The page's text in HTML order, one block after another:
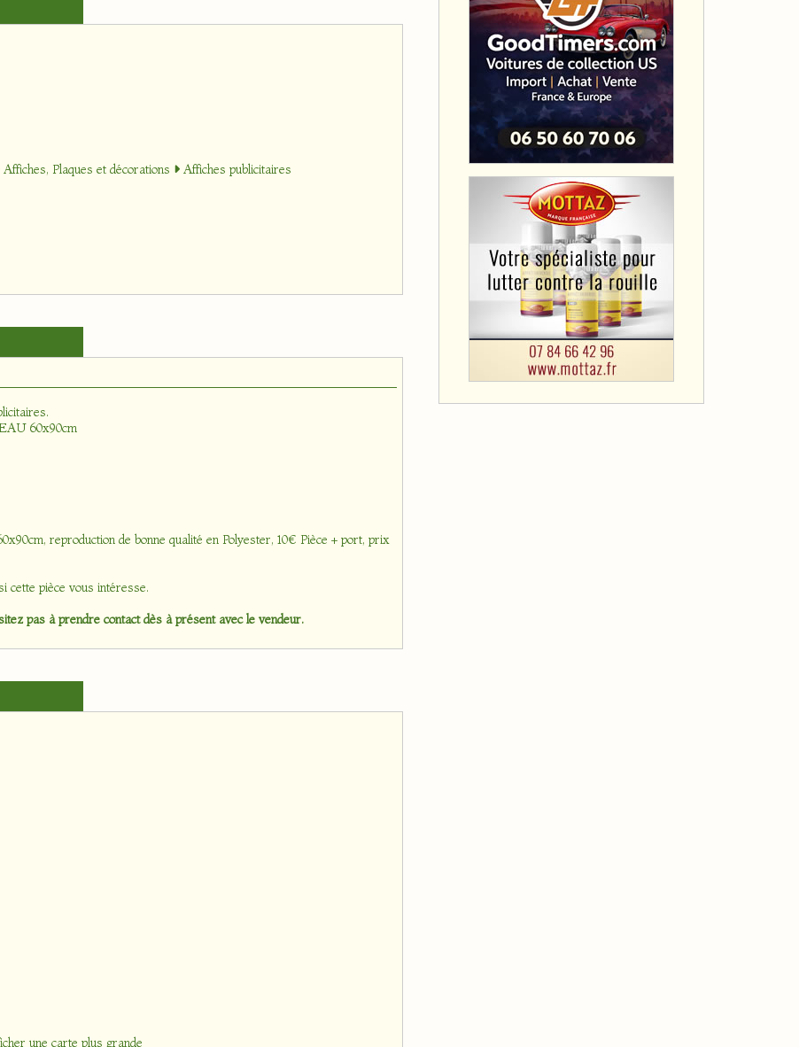
Affiches, Plaques et décorations
Affiches publicitaires
.
60x90cm
reproduction de bonne qualité en Polyester, 10€ Pièce + port, prix
cette pièce vous intéresse.
pas à prendre contact dès à présent avec le vendeur.
une carte plus grande